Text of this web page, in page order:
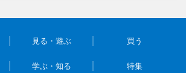
見る・遊ぶ 買う
学ぶ・知る 特集